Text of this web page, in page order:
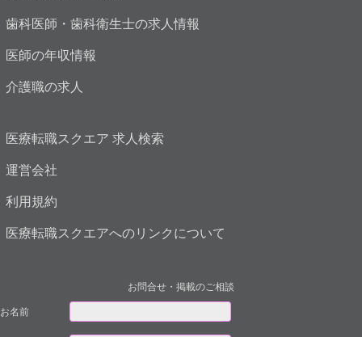
歯科医師・歯科衛生士の求人情報
医師の年収情報
介護職の求人
医療転職スクエア 求人検索
運営会社
利用規約
医療転職スクエアへのリンクについて
お問合せ・掲載のご相談
お名前